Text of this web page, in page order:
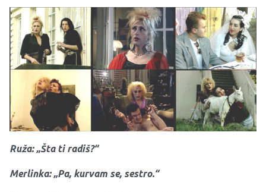
Ruža: „Šta ti radiš?“
Merlinka: „Pa, kurvam se, sestro.“